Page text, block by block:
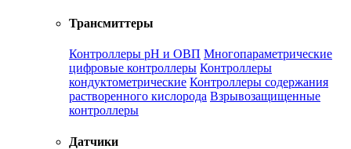
Трансмиттеры
Контроллеры рН и ОВП Многопараметрические
цифровые контроллеры Контроллеры
кондуктометрические Контроллеры содержания
растворенного кислорода Взрывозащищенные
контроллеры
Датчики